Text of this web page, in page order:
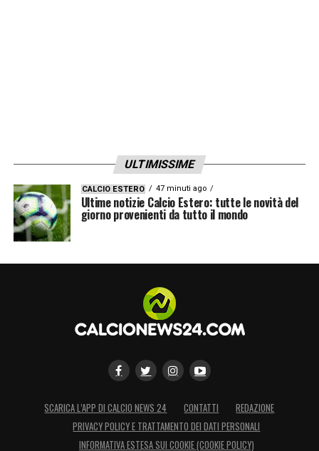
ULTIMISSIME
CALCIO ESTERO 47 minuti ago
Ultime notizie Calcio Estero: tutte le novità del
giorno provenienti da tutto il mondo
SCARICA L’APP DI CALCIO NEWS 24 CONTATTI
REDAZIONE
PRIVACY POLICY E TRATTAMENTO DEI DATI PERSONALI
INFORMATIVA ESTESA SUI COOKIE (COOKIE POLICY)